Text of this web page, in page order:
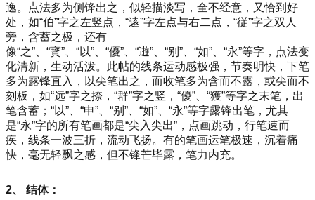
逸。点法多为侧锋出之，似轻描淡写，全不经意，又恰到好
处，如“伯”字之左竖点，“逺”字左点与右二点，“従”字之双人
旁，含蓄之极，还有
像“之”、“寳”、“以”、“優”、“逰”、“别”、“如”、“永”等字，点法变
化清新，生动活泼。此帖的线条运动感极强，节奏明快，下笔
多为露锋直入，以尖笔出之，而收笔多为含而不露，或尖而不
刻板，如“远”字之捺，“群”字之竖，“優”、“獲”等字之末笔，出
笔含蓄；“以”、“申”、“别”、“如”、“永”等字露锋出笔，尤其
是“永”字的所有笔画都是“尖入尖出”，点画跳动，行笔速而
疾，线条一波三折，流动飞扬。有的笔画运笔极速，沉着痛
快，毫无轻飘之感，但不锋芒毕露，笔力内充。
2、 结体：